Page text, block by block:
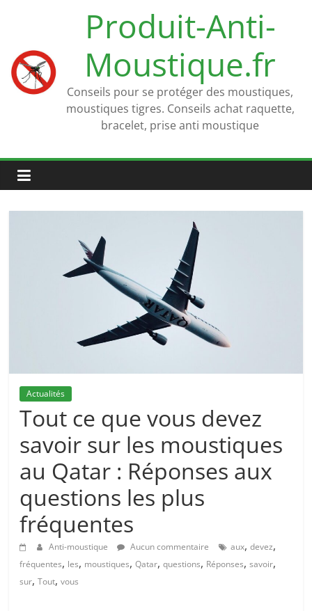
Produit-Anti-
Moustique.fr
Conseils pour se protéger des moustiques,
moustiques tigres. Conseils achat raquette,
bracelet, prise anti moustique
Actualités
Tout ce que vous devez
savoir sur les moustiques
au Qatar : Réponses aux
questions les plus
fréquentes
Anti-moustique Aucun commentaire aux,devez,
fréquentes, les, moustiques,Qatar,questions, Réponses,savoir,
sur,Tout,vous